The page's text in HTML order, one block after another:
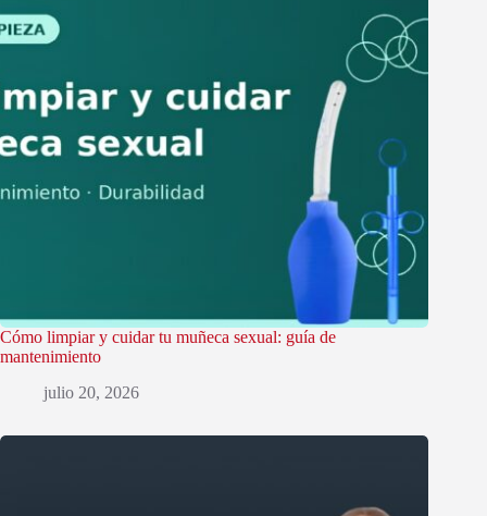
Cómo limpiar y cuidar tu muñeca sexual: guía de
mantenimiento
julio 20, 2026